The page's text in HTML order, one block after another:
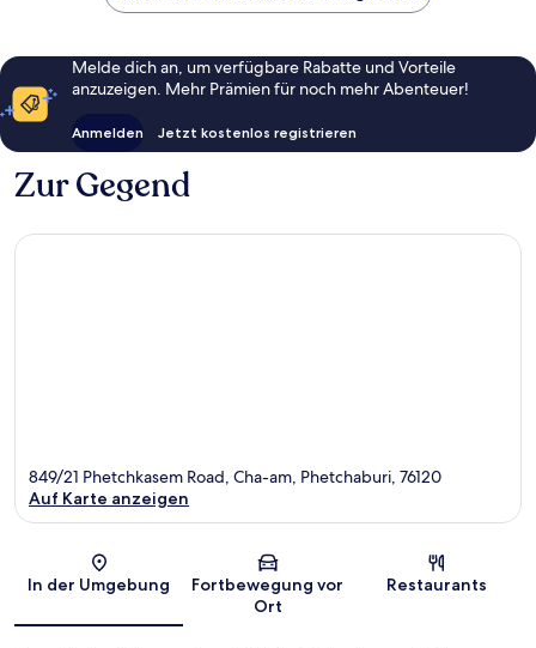
Melde dich an, um verfügbare Rabatte und Vorteile
anzuzeigen. Mehr Prämien für noch mehr Abenteuer!
Anmelden Jetzt kostenlos registrieren
Zur Gegend
Karte
849/21 Phetchkasem Road, Cha-am, Phetchaburi, 76120
Auf Karte anzeigen
In der Umgebung
Fortbewegung vor
Ort
Restaurants